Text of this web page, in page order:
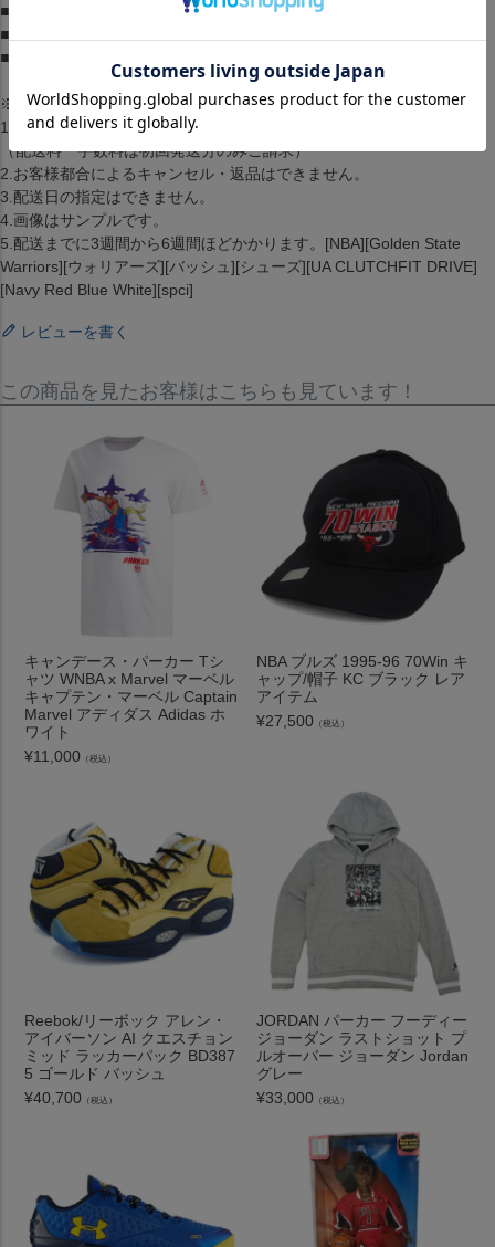
■素材： -
■ブランド：Under Armour / アンダーアーマー
■生産国：中国
※取り寄せ注文規約※
1.2点以上のお買い上げの場合準備ができた商品から順に発送します
（配送料・手数料は初回発送分のみご請求）
2.お客様都合によるキャンセル・返品はできません。
3.配送日の指定はできません。
4.画像はサンプルです。
5.配送までに3週間から6週間ほどかかります。[NBA][Golden State
Warriors][ウォリアーズ][バッシュ][シューズ][UA CLUTCHFIT DRIVE]
[Navy Red Blue White][spci]
レビューを書く
この商品を見たお客様はこちらも見ています！
キャンデース・パーカー Tシ
ャツ WNBA x Marvel マーベル
キャプテン・マーベル Captain
Marvel アディダス Adidas ホ
ワイト
¥11,000 （税込）
NBA ブルズ 1995-96 70Win キ
ャップ/帽子 KC ブラック レア
アイテム
¥27,500 （税込）
Reebok/リーボック アレン・
アイバーソン AI クエスチョン
ミッド ラッカーパック BD387
5 ゴールド バッシュ
¥40,700 （税込）
JORDAN パーカー フーディー
ジョーダン ラストショット プ
ルオーバー ジョーダン Jordan
グレー
¥33,000 （税込）